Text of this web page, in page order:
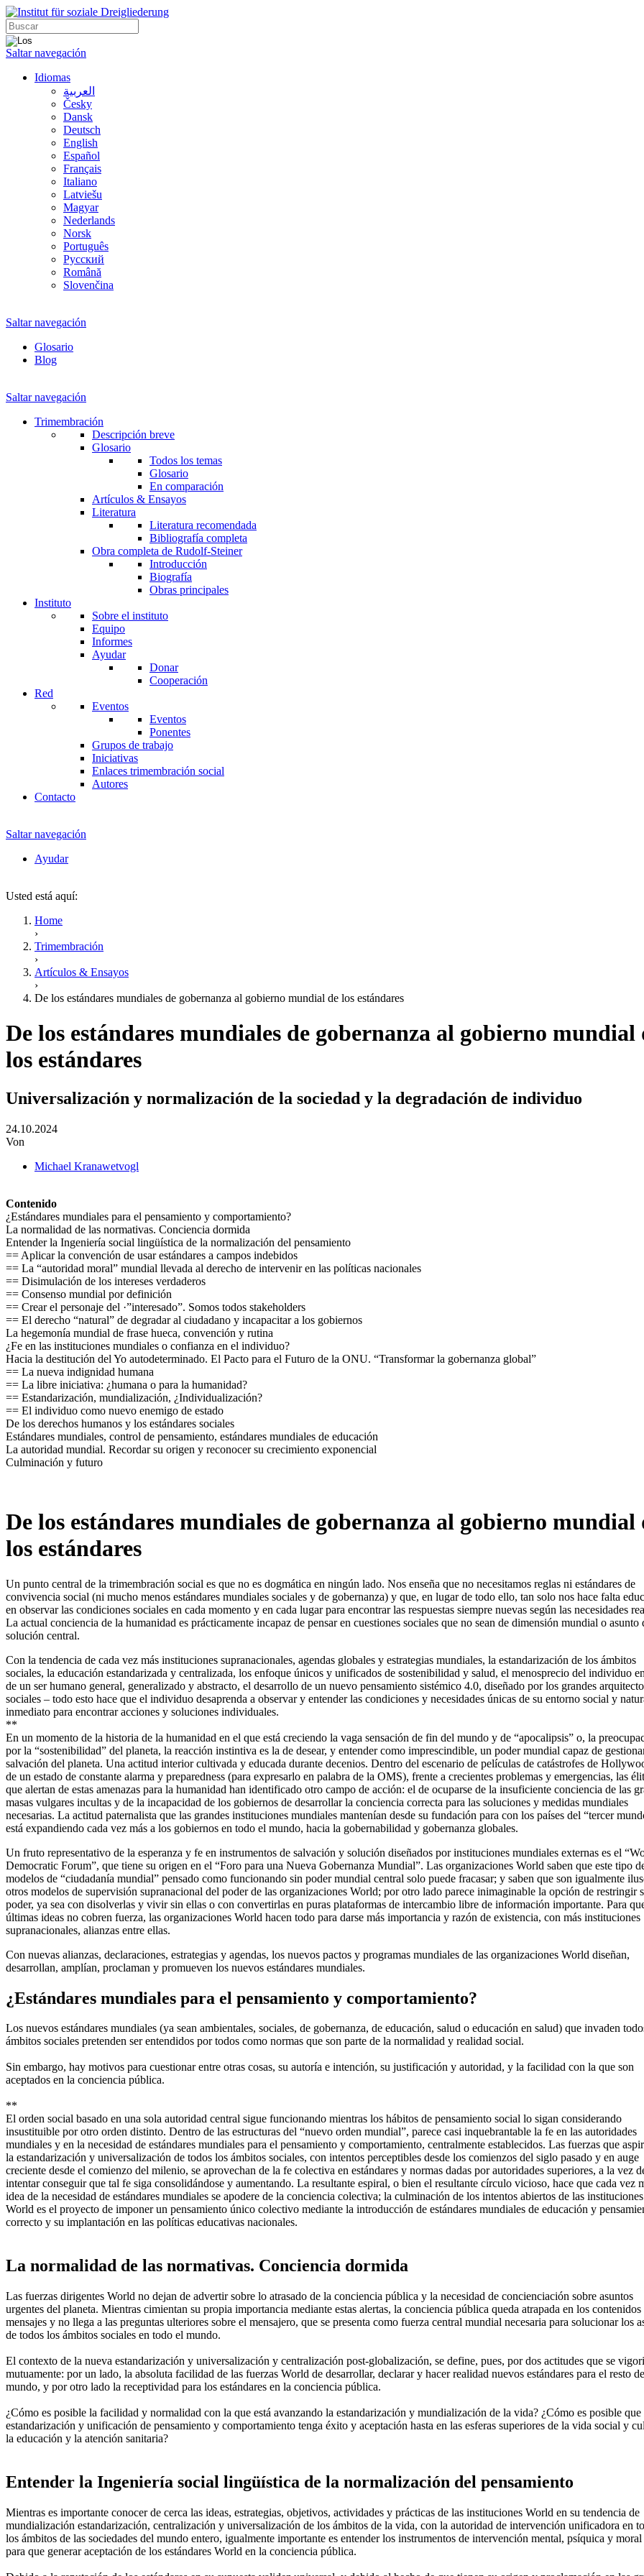
Saltar navegación
Idiomas
العربية
Česky
Dansk
Deutsch
English
Español
Français
Italiano
Latviešu
Magyar
Nederlands
Norsk
Português
Русский
Română
Slovenčina
Saltar navegación
Glosario
Blog
Saltar navegación
Trimembración
Descripción breve
Glosario
Todos los temas
Glosario
En comparación
Artículos & Ensayos
Literatura
Literatura recomendada
Bibliografía completa
Obra completa de Rudolf-Steiner
Introducción
Biografía
Obras principales
Instituto
Sobre el instituto
Equipo
Informes
Ayudar
Donar
Cooperación
Red
Eventos
Eventos
Ponentes
Grupos de trabajo
Iniciativas
Enlaces trimembración social
Autores
Contacto
Saltar navegación
Ayudar
Usted está aquí:
Home
›
Trimembración
›
Artículos & Ensayos
›
De los estándares mundiales de gobernanza al gobierno mundial de los estándares
De los estándares mundiales de gobernanza al gobierno mundial
los estándares
Universalización y normalización de la sociedad y la degradación de individuo
24.10.2024
Von
Michael Kranawetvogl
Contenido
¿Estándares mundiales para el pensamiento y comportamiento?
La normalidad de las normativas. Conciencia dormida
Entender la Ingeniería social lingüística de la normalización del pensamiento
== Aplicar la convención de usar estándares a campos indebidos
== La “autoridad moral” mundial llevada al derecho de intervenir en las políticas nacionales
== Disimulación de los intereses verdaderos
== Consenso mundial por definición
== Crear el personaje del ·”interesado”. Somos todos stakeholders
== El derecho “natural” de degradar al ciudadano y incapacitar a los gobiernos
La hegemonía mundial de frase hueca, convención y rutina
¿Fe en las instituciones mundiales o confianza en el individuo?
Hacia la destitución del Yo autodeterminado. El Pacto para el Futuro de la ONU. “Transformar la gobernanza global”
== La nueva indignidad humana
== La libre iniciativa: ¿humana o para la humanidad?
== Estandarización, mundialización, ¿Individualización?
== El individuo como nuevo enemigo de estado
De los derechos humanos y los estándares sociales
Estándares mundiales, control de pensamiento, estándares mundiales de educación
La autoridad mundial. Recordar su origen y reconocer su crecimiento exponencial
Culminación y futuro
De los estándares mundiales de gobernanza al gobierno mundial
los estándares
Un punto central de la trimembración social es que no es dogmática en ningún lado. Nos enseña que no necesitamos reglas ni estándares de
convivencia social (ni mucho menos estándares mundiales sociales y de gobernanza) y que, en lugar de todo ello, tan solo nos hace falta
en observar las condiciones sociales en cada momento y en cada lugar para encontrar las respuestas siempre nuevas según las necesidades
La actual conciencia de la humanidad es prácticamente incapaz de pensar en cuestiones sociales que no sean de dimensión mundial o asunto
solución central.
Con la tendencia de cada vez más instituciones supranacionales, agendas globales y estrategias mundiales, la estandarización de los ámbitos
sociales, la educación estandarizada y centralizada, los enfoque únicos y unificados de sostenibilidad y salud, el menosprecio del individuo
de un ser humano general, generalizado y abstracto, el desarrollo de un nuevo pensamiento sistémico 4.0, diseñado por los grandes
sociales – todo esto hace que el individuo desaprenda a observar y entender las condiciones y necesidades únicas de su entorno social y
inmediato para encontrar acciones y soluciones individuales.
**
En un momento de la historia de la humanidad en el que está creciendo la vaga sensación de fin del mundo y de “apocalipsis” o, la
por la “sostenibilidad” del planeta, la reacción instintiva es la de desear, y entender como imprescindible, un poder mundial capaz de
salvación del planeta. Una actitud interior cultivada y educada durante decenios. Dentro del escenario de películas de catástrofes de
de un estado de constante alarma y preparedness (para expresarlo en palabra de la OMS), frente a crecientes problemas y emergencias, las
que alertan de estas amenazas para la humanidad han identificado otro campo de acción: el de ocuparse de la insuficiente conciencia de las
masas vulgares incultas y de la incapacidad de los gobiernos de desarrollar la conciencia correcta para las soluciones y medidas mundiales
necesarias. La actitud paternalista que las grandes instituciones mundiales mantenían desde su fundación para con los países del “tercer
está expandiendo cada vez más a los gobiernos en todo el mundo, hacia la gobernabilidad y gobernanza globales.
Un fruto representativo de la esperanza y fe en instrumentos de salvación y solución diseñados por instituciones mundiales externas es el
Democratic Forum”, que tiene su origen en el “Foro para una Nueva Gobernanza Mundial”. Las organizaciones World saben que este tipo
modelos de “ciudadanía mundial” pensado como funcionando sin poder mundial central solo puede fracasar; y saben que son igualmente
otros modelos de supervisión supranacional del poder de las organizaciones World; por otro lado parece inimaginable la opción de restringir
poder, ya sea con disolverlas y vivir sin ellas o con convertirlas en puras plataformas de intercambio libre de información importante. Para
últimas ideas no cobren fuerza, las organizaciones World hacen todo para darse más importancia y razón de existencia, con más instituciones
supranacionales, alianzas entre ellas.
Con nuevas alianzas, declaraciones, estrategias y agendas, los nuevos pactos y programas mundiales de las organizaciones World diseñan,
desarrollan, amplían, proclaman y promueven los nuevos estándares mundiales.
¿Estándares mundiales para el pensamiento y comportamiento?
Los nuevos estándares mundiales (ya sean ambientales, sociales, de gobernanza, de educación, salud o educación en salud) que invaden
ámbitos sociales pretenden ser entendidos por todos como normas que son parte de la normalidad y realidad social.
Sin embargo, hay motivos para cuestionar entre otras cosas, su autoría e intención, su justificación y autoridad, y la facilidad con la que son
aceptados en la conciencia pública.
**
El orden social basado en una sola autoridad central sigue funcionando mientras los hábitos de pensamiento social lo sigan considerando
insustituible por otro orden distinto. Dentro de las estructuras del “nuevo orden mundial”, parece casi inquebrantable la fe en las autoridades
mundiales y en la necesidad de estándares mundiales para el pensamiento y comportamiento, centralmente establecidos. Las fuerzas que
la estandarización y universalización de todos los ámbitos sociales, con intentos perceptibles desde los comienzos del siglo pasado y en auge
creciente desde el comienzo del milenio, se aprovechan de la fe colectiva en estándares y normas dadas por autoridades superiores, a la vez
intentar conseguir que tal fe siga consolidándose y aumentando. La resultante espiral, o bien el resultante círculo vicioso, hace que cada vez
idea de la necesidad de estándares mundiales se apodere de la conciencia colectiva; la culminación de los intentos abiertos de las instituciones
World es el proyecto de imponer un pensamiento único colectivo mediante la introducción de estándares mundiales de educación y
correcto y su implantación en las políticas educativas nacionales.
La normalidad de las normativas. Conciencia dormida
Las fuerzas dirigentes World no dejan de advertir sobre lo atrasado de la conciencia pública y la necesidad de concienciación sobre asuntos
urgentes del planeta. Mientras cimientan su propia importancia mediante estas alertas, la conciencia pública queda atrapada en los contenidos
mensajes y no llega a las preguntas ulteriores sobre el mensajero, que se presenta como fuerza central mundial necesaria para solucionar los
de todos los ámbitos sociales en todo el mundo.
El contexto de la nueva estandarización y universalización y centralización post-globalización, se define, pues, por dos actitudes que se
mutuamente: por un lado, la absoluta facilidad de las fuerzas World de desarrollar, declarar y hacer realidad nuevos estándares para el resto
mundo, y por otro lado la receptividad para los estándares en la conciencia pública.
¿Cómo es posible la facilidad y normalidad con la que está avanzando la estandarización y mundialización de la vida? ¿Cómo es posible que
estandarización y unificación de pensamiento y comportamiento tenga éxito y aceptación hasta en las esferas superiores de la vida social y
la educación y la atención sanitaria?
Entender la Ingeniería social lingüística de la normalización del pensamiento
Mientras es importante conocer de cerca las ideas, estrategias, objetivos, actividades y prácticas de las instituciones World en su tendencia de
mundialización estandarización, centralización y universalización de los ámbitos de la vida, con la autoridad de intervención unificadora en
los ámbitos de las sociedades del mundo entero, igualmente importante es entender los instrumentos de intervención mental, psíquica y moral
para que generar aceptación de los estándares World en la conciencia pública.